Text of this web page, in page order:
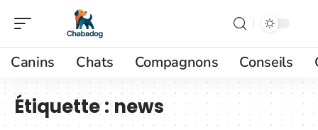
Canins Chats Compagnons Conseils
Étiquette :news